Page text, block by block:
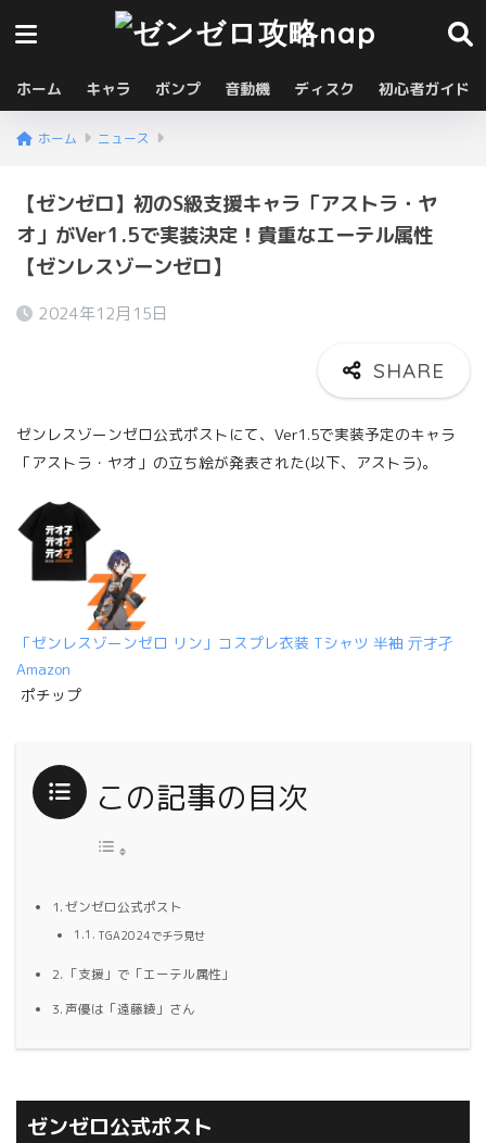
ホーム キャラ ボンプ 音動機 ディスク 初心者ガイド
ホーム ニュース
【ゼンゼロ】初のS級支援キャラ「アストラ・ヤ
オ」がVer1.5で実装決定！貴重なエーテル属性
【ゼンレスゾーンゼロ】
2024年12月15日
ゼンレスゾーンゼロ公式ポストにて、Ver1.5で実装予定のキャラ
「アストラ・ヤオ」の立ち絵が発表された(以下、アストラ)。
「ゼンレスゾーンゼロ リン」コスプレ衣装 Tシャツ 半袖 亓才孑
Amazon
ポチップ
この記事の目次
ゼンゼロ公式ポスト
TGA2024でチラ見せ
「支援」で「エーテル属性」
声優は「遠藤綾」さん
ゼンゼロ公式ポスト